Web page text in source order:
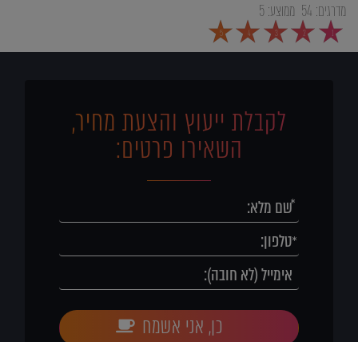
מדרגים: 54 ממוצע:5
1
2
3
4
5
לקבלת ייעוץ והצעת מחיר,
השאירו פרטים:
כן, אני אשמח